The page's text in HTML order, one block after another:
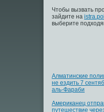
Чтобы вызвать
зайдите на
выберите
Алматинские
не ездить 7
аль-Фараби
Американец
путешествие